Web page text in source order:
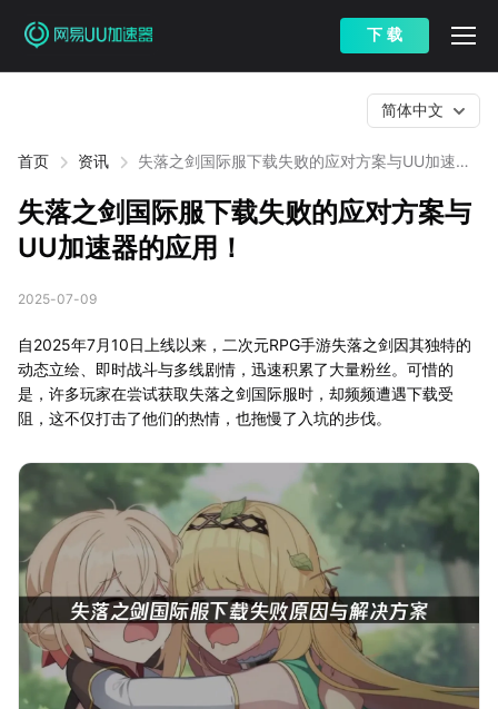
下 载
首页 资讯
失落之剑国际服下载失败的应对方案与UU加速器
简体中文
失落之剑国际服下载失败的应对方案与
UU加速器的应用！
2025-07-09
自2025年7月10日上线以来，二次元RPG手游失落之剑因其独特的
动态立绘、即时战斗与多线剧情，迅速积累了大量粉丝。可惜的
是，许多玩家在尝试获取失落之剑国际服时，却频频遭遇下载受
阻，这不仅打击了他们的热情，也拖慢了入坑的步伐。